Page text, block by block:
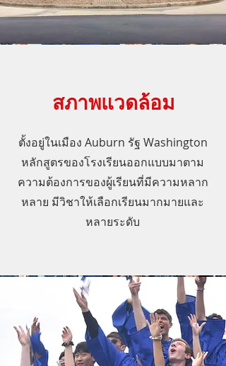
สภาพแวดล้อม
ตั้งอยู่ในเมือง Auburn รัฐ Washington
หลักสูตรของโรงเรียนออกแบบมาตาม
ความต้องการของผู้เรียนที่มีความหลาก
หลาย มีวิชาให้เลือกเรียนมากมายและ
หลายระดับ